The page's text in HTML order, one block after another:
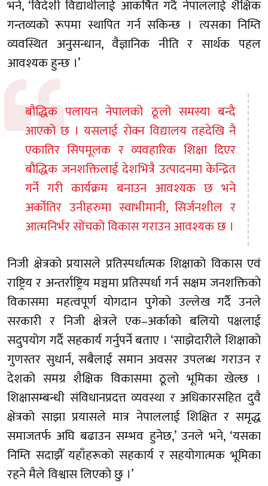
भने, ‘विदेशी विद्यार्थीलाई आकर्षित गर्दै नेपाललाई शैक्षिक
गन्तव्यको रूपमा स्थापित गर्न सकिन्छ । त्यसका निम्ति
व्यवस्थित अनुसन्धान, वैज्ञानिक नीति र सार्थक पहल
आवश्यक हुन्छ ।’
बौद्धिक पलायन नेपालको ठूलो समस्या बन्दै
आएको छ । यसलाई रोक्न विद्यालय तहदेखि नै
एकातिर सिपमूलक र व्यवहारिक शिक्षा दिएर
बौद्धिक जनशक्तिलाई देशभित्रै उत्पादनमा केन्द्रित
गर्ने गरी कार्यक्रम बनाउन आवश्यक छ भने
अर्कोतिर उनीहरुमा स्वाभीमानी, सिर्जनशील र
आत्मनिर्भर सोंचको विकास गराउन आवश्यक छ ।
निजी क्षेत्रको प्रयासले प्रतिस्पर्धात्मक शिक्षाको विकास एवं
राष्ट्रिय र अन्तर्राष्ट्रिय मञ्चमा प्रतिस्पर्धा गर्न सक्षम जनशक्तिको
विकासमा महत्वपूर्ण योगदान पुगेको उल्लेख गर्दै उनले
सरकारी र निजी क्षेत्रले एक–अर्काको बलियो पक्षलाई
सदुपयोग गर्दै सहकार्य गर्नुपर्ने बताए । ‘साझेदारीले शिक्षाको
गुणस्तर सुधार्न, सबैलाई समान अवसर उपलब्ध गराउन र
देशको समग्र शैक्षिक विकासमा ठूलो भूमिका खेल्छ ।
शिक्षासम्बन्धी संविधानप्रदत्त व्यवस्था र अधिकारसहित दुवै
क्षेत्रको साझा प्रयासले मात्र नेपाललाई शिक्षित र समृद्ध
समाजतर्फ अघि बढाउन सम्भव हुनेछ,’ उनले भने, ‘यसका
निम्ति सदाझैँ यहाँहरूको सहकार्य र सहयोगात्मक भूमिका
रहने मैले विश्वास लिएको छु ।’